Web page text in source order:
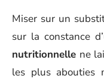
Miser sur un
sur la constance
nutritionnelle ne
les plus abouties